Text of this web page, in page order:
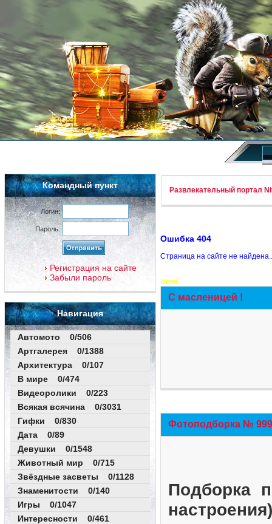
Командный пункт
Логин:
Пароль:
Регистрация на сайте
Забыли пароль
Навигация
Автомото 0/506
Артгалерея 0/1388
Архитектура 0/107
В мире 0/474
Видеоролики 0/223
Всякая всячина 0/3031
Гифки 0/830
Дата 0/89
Девушки 0/1548
Животный мир 0/715
Звёздные засветы 0/1128
Знаменитости 0/140
Игры 0/1047
Интересности 0/461
Развлекательный портал
Ошибка 404
Страница на сайте не
New!
С масленицей !
Фотоподборка №
Подборка